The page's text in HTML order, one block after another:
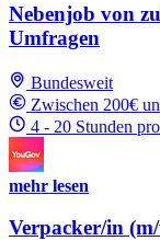
Nebenjob von
Umfragen
Bundesweit
Zwischen 200€
4 - 20 Stunden
mehr lesen
Verpacker/in